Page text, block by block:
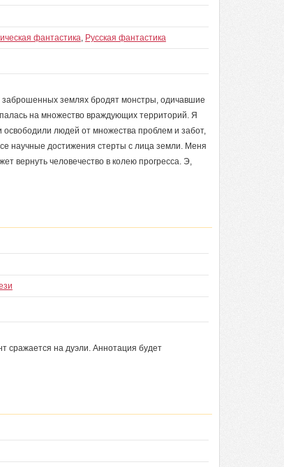
фантастика, Русская фантастика
землях бродят монстры, одичавшие
на множество враждующих территорий. Я
людей от множества проблем и забот,
научные достижения стерты с лица земли. Меня
вернуть человечество в колею прогресса. Э,
сражается на дуэли. Аннотация будет